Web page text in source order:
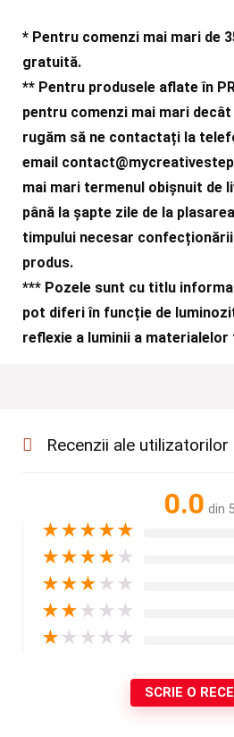
* Pentru comenzi mai mari de
gratuită.
** Pentru produsele aflate în
pentru comenzi mai mari
rugăm să ne contactați la
email
mai mari termenul obișnuit de
până la șapte zile de la
timpului necesar
produs.
*** Pozele sunt cu titlu
pot diferi în funcție de
reflexie a luminii a
Recenzii ale utilizatorilor
0.0 din 5
★★★★★
★★★★ ★
★★★ ★ ★
★★ ★ ★ ★
★ ★ ★ ★ ★
SCRIE O